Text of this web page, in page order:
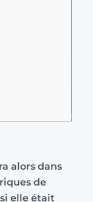
alors dans
de
elle était